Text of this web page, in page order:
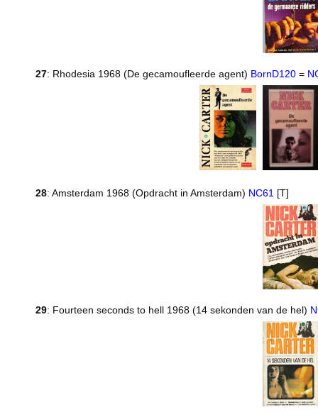
27: Rhodesia 1968 (De gecamoufleerde agent) BornD120 =
28: Amsterdam 1968 (Opdracht in Amsterdam) NC61 [T]
29: Fourteen seconds to hell 1968 (14 sekonden van de hel)